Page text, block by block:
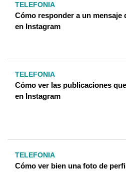
TELEFONIA
Cómo responder a un mensaje
en Instagram
TELEFONIA
Cómo ver las publicaciones
en Instagram
TELEFONIA
Cómo ver bien una foto de